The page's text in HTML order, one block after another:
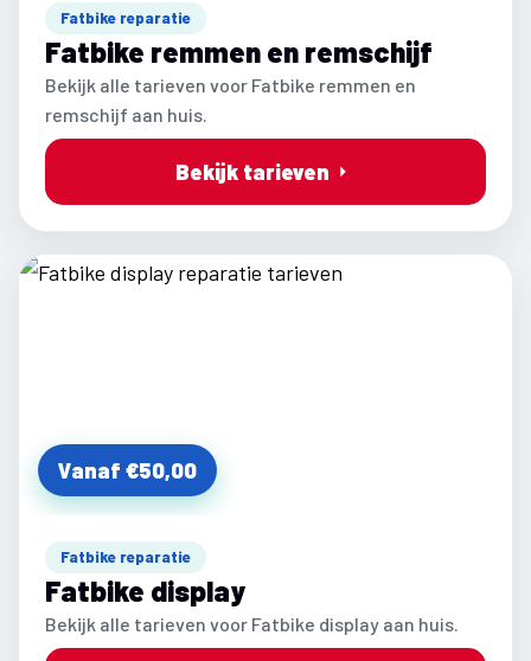
Fatbike reparatie
Fatbike remmen en remschijf
Bekijk alle tarieven voor Fatbike remmen en
remschijf aan huis.
Bekijk tarieven
Vanaf €50,00
Fatbike reparatie
Fatbike display
Bekijk alle tarieven voor Fatbike display aan huis.